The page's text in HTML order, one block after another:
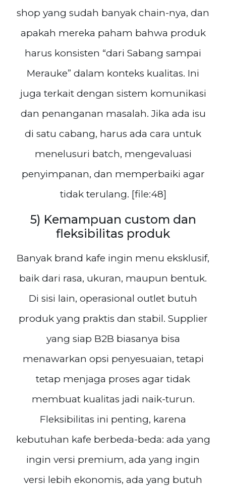
shop yang sudah banyak chain-nya, dan
apakah mereka paham bahwa produk
harus konsisten “dari Sabang sampai
Merauke” dalam konteks kualitas. Ini
juga terkait dengan sistem komunikasi
dan penanganan masalah. Jika ada isu
di satu cabang, harus ada cara untuk
menelusuri batch, mengevaluasi
penyimpanan, dan memperbaiki agar
tidak terulang. [file:48]
5) Kemampuan custom dan
fleksibilitas produk
Banyak brand kafe ingin menu eksklusif,
baik dari rasa, ukuran, maupun bentuk.
Di sisi lain, operasional outlet butuh
produk yang praktis dan stabil. Supplier
yang siap B2B biasanya bisa
menawarkan opsi penyesuaian, tetapi
tetap menjaga proses agar tidak
membuat kualitas jadi naik-turun.
Fleksibilitas ini penting, karena
kebutuhan kafe berbeda-beda: ada yang
ingin versi premium, ada yang ingin
versi lebih ekonomis, ada yang butuh